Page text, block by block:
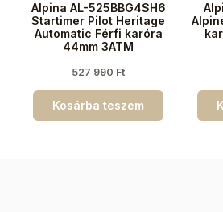
Alpina AL-525BBG4SH6
Startimer Pilot Heritage
Automatic Férfi karóra
44mm 3ATM
527 990 Ft
Kosárba teszem